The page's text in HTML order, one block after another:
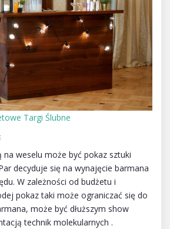
Targi Ślubne
weselu może być pokaz sztuki
decyduje się na wynajęcie barmana
W zależności od budżetu i
pokaz taki może ograniczać się do
może być dłuższym show
technik molekularnych .